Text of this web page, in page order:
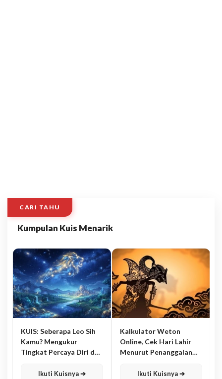
CARI TAHU
Kumpulan Kuis Menarik
KUIS: Seberapa Leo Sih
Kamu? Mengukur
Tingkat Percaya Diri dan
Ikuti Kuisnya ➔
Kalkulator Weton
Online, Cek Hari Lahir
Menurut Penanggalan
Ikuti Kuisnya ➔